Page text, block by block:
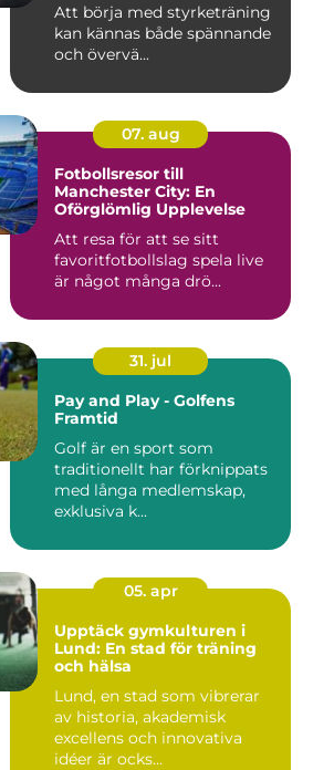
Att börja med styrketräning
kan kännas både spännande
och övervä...
07. aug
Fotbollsresor till
Manchester City: En
Oförglömlig Upplevelse
Att resa för att se sitt
favoritfotbollslag spela live
är något många drö...
31. jul
Pay and Play - Golfens
Framtid
Golf är en sport som
traditionellt har förknippats
med långa medlemskap,
exklusiva k...
05. apr
Upptäck gymkulturen i
Lund: En stad för träning
och hälsa
Lund, en stad som vibrerar
av historia, akademisk
excellens och innovativa
idéer är ocks...